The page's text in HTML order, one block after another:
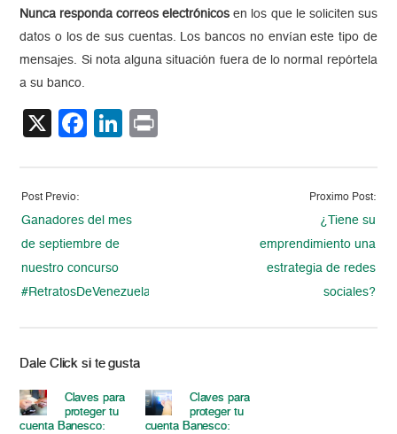
Nunca responda correos electrónicos en los que le soliciten sus
datos o los de sus cuentas. Los bancos no envían este tipo de
mensajes. Si nota alguna situación fuera de lo normal repórtela
a su banco.
X Facebook
LinkedIn
Post Previo:
Ganadores del mes
de septiembre de
nuestro concurso
#RetratosDeVenezuela
Proximo Post:
¿Tiene su
emprendimiento una
estrategia de redes
sociales?
Dale Click si te gusta
Claves para
proteger tu
cuenta Banesco:
Claves para
proteger tu
cuenta Banesco: